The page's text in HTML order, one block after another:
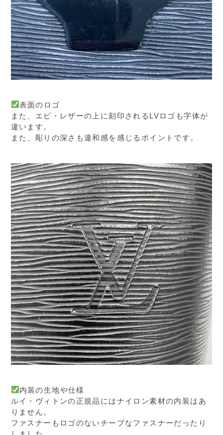
表面のロゴ
また、エピ・レザーの上に刻印されるLVロゴも字体が
違います。
また、彫りの深さも違和感を感じるポイントです。
内装の生地や仕様
ルイ・ヴィトンの正規品にはナイロン素材の内装はあ
りません。
ファスナーもロゴのないチープなファスナーだったり